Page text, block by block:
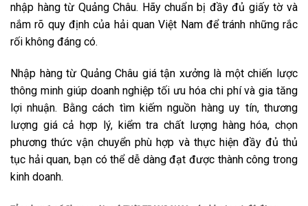
nhập hàng từ Quảng Châu. Hãy chuẩn bị đầy đủ giấy tờ và
nắm rõ quy định của hải quan Việt Nam để tránh những rắc
rối không đáng có.
Nhập hàng từ Quảng Châu giá tận xưởng là một chiến lược
thông minh giúp doanh nghiệp tối ưu hóa chi phí và gia tăng
lợi nhuận. Bằng cách tìm kiếm nguồn hàng uy tín, thương
lượng giá cả hợp lý, kiểm tra chất lượng hàng hóa, chọn
phương thức vận chuyển phù hợp và thực hiện đầy đủ thủ
tục hải quan, bạn có thể dễ dàng đạt được thành công trong
kinh doanh.